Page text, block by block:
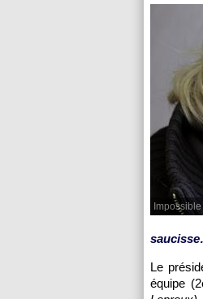
Le
équipe